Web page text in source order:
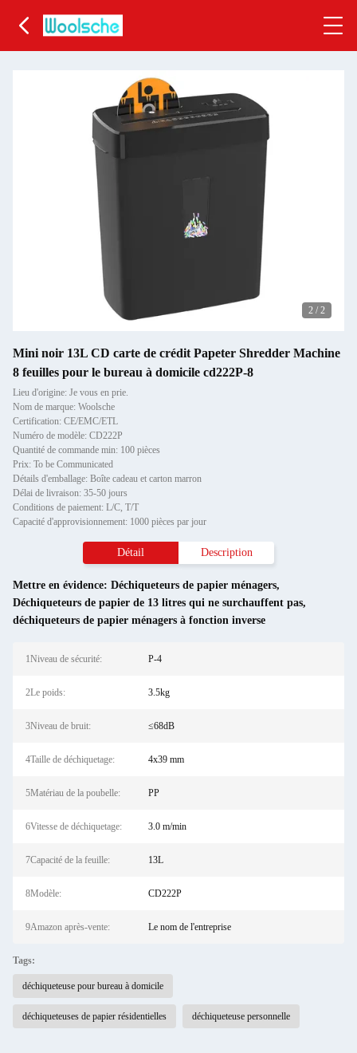
2 / 2
Mini noir 13L CD carte de crédit Papeter Shredder Machine
8 feuilles pour le bureau à domicile cd222P-8
Lieu d'origine: Je vous en prie.
Nom de marque: Woolsche
Certification: CE/EMC/ETL
Numéro de modèle: CD222P
Quantité de commande min: 100 pièces
Prix: To be Communicated
Détails d'emballage: Boîte cadeau et carton marron
Délai de livraison: 35-50 jours
Conditions de paiement: L/C, T/T
Capacité d'approvisionnement: 1000 pièces par jour
Détail Description
Mettre en évidence: Déchiqueteurs de papier ménagers,
Déchiqueteurs de papier de 13 litres qui ne surchauffent pas,
déchiqueteurs de papier ménagers à fonction inverse
1Niveau de sécurité: P-4
2Le poids: 3.5kg
3Niveau de bruit: ≤68dB
4Taille de déchiquetage: 4x39 mm
5Matériau de la poubelle: PP
6Vitesse de déchiquetage: 3.0 m/min
7Capacité de la feuille: 13L
8Modèle: CD222P
9Amazon après-vente: Le nom de l'entreprise
Tags:
déchiqueteuse pour bureau à domicile
déchiqueteuses de papier résidentielles déchiqueteuse personnelle